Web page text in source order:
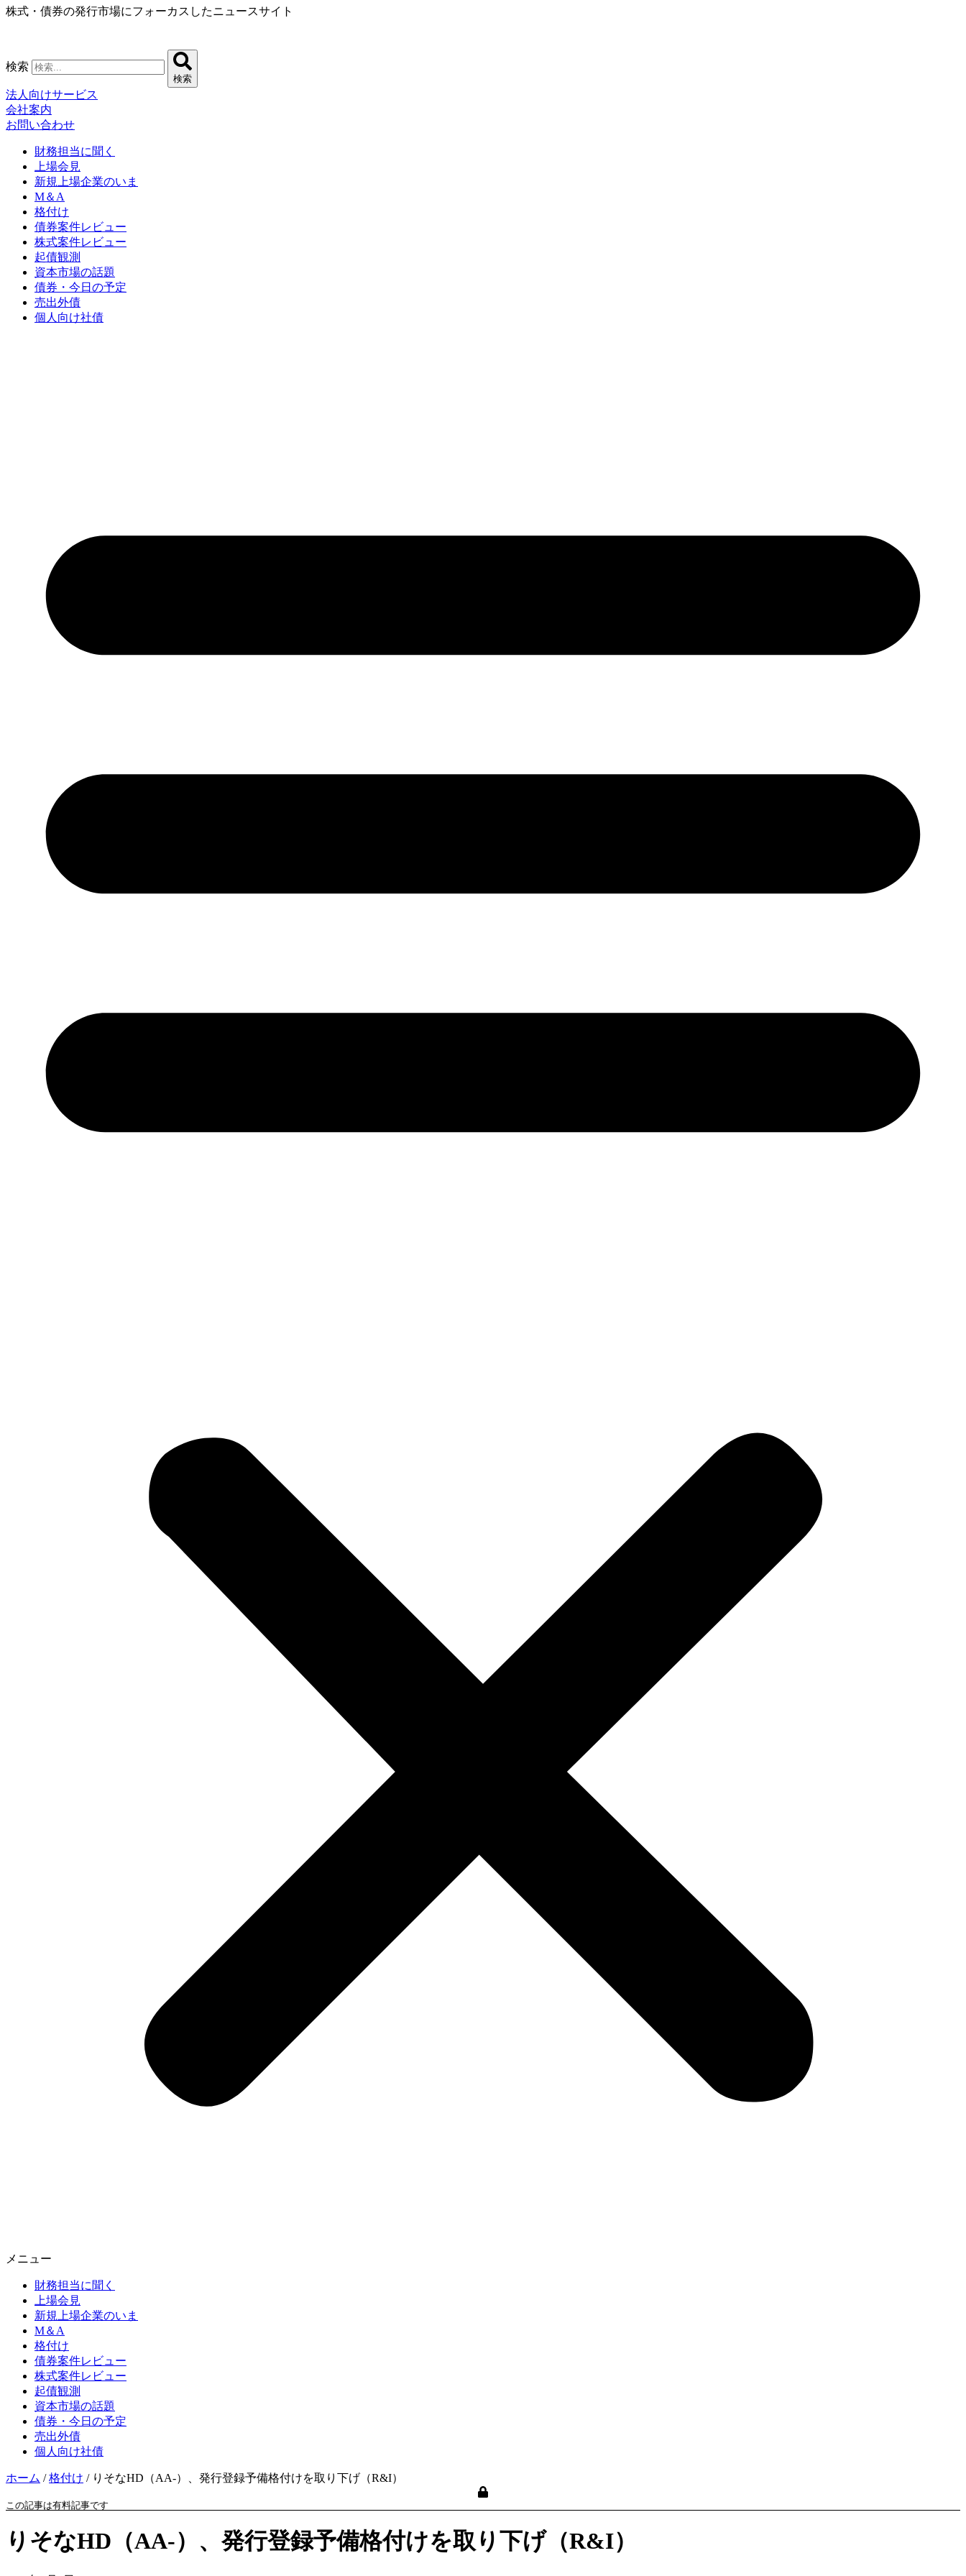
コ
ツ
に
ス
キ
ッ
株式・債券の発行市場にフォーカスしたニュースサイト
検索
検索
法人向けサービス
会社案内
お問い合わせ
財務担当に聞く
上場会見
新規上場企業のいま
M＆A
格付け
債券案件レビュー
株式案件レビュー
起債観測
資本市場の話題
債券・今日の予定
売出外債
個人向け社債
メニュー
財務担当に聞く
上場会見
新規上場企業のいま
M＆A
格付け
債券案件レビュー
株式案件レビュー
起債観測
資本市場の話題
債券・今日の予定
売出外債
個人向け社債
ホーム /格付け / りそなHD（AA-）、発行登録予備格付けを取り下げ（R&I）
この記事は有料記事です
りそなHD（AA-）、発行登録予備格付けを取り下げ（R&I）